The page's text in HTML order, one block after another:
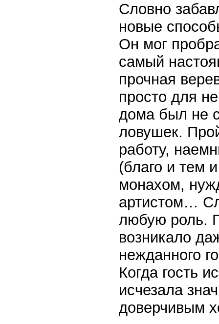
Словно
новые
Он мог
самый
прочная
просто для
дома был не
ловушек.
работу,
(благо и тем
монахом,
артистом…
любую роль.
возникало
нежданного
Когда гость
исчезала
доверчивым